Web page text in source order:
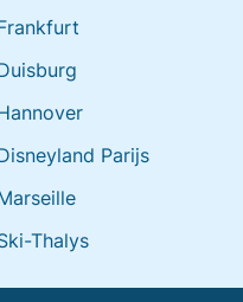
Parijs
Thalys